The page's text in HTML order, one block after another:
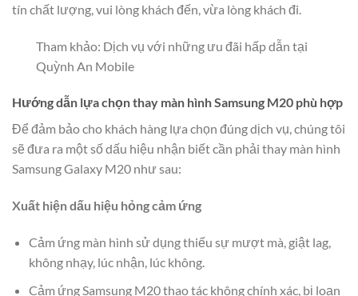
tín chất lượng, vui lòng khách đến, vừa lòng khách đi.
Tham khảo: Dịch vụ với những ưu đãi hấp dẫn tại
Quỳnh An Mobile
Hướng dẫn lựa chọn thay màn hình Samsung M20 phù hợp
Để đảm bảo cho khách hàng lựa chọn đúng dịch vụ, chúng tôi
sẽ đưa ra một số dấu hiệu nhận biết cần phải thay màn hình
Samsung Galaxy M20 như sau:
Xuất hiện dấu hiệu hỏng cảm ứng
Cảm ứng màn hình sử dụng thiếu sự mượt mà, giật lag,
không nhạy, lúc nhận, lúc không.
Cảm ứng Samsung M20 thao tác không chính xác, bị loạn